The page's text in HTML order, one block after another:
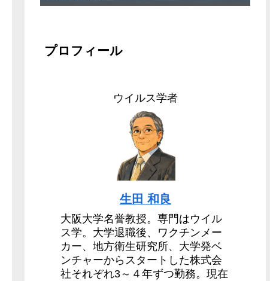
プロフィール
ウイルス学者
生田 和良
大阪大学名誉教授。専門はウイル
ス学。大学退職後、ワクチンメー
カー、地方衛生研究所、大学発ベ
ンチャーからスタートした株式会
社それぞれ3～４年ずつ勤務。現在